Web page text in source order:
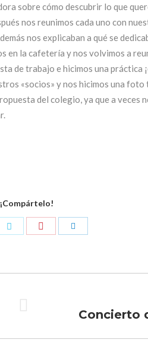
sobre cómo descubrir lo que
nos reunimos cada uno con
nos explicaban a qué se
en la cafetería y nos volvimos a
de trabajo e hicimos una práctica
«socios» y nos hicimos una
del colegio, ya que a veces
¡Compártelo!
Compartir
PublicaciónConcierto